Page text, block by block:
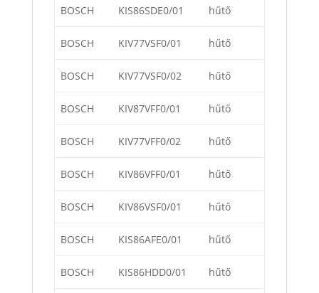
BOSCH KIS86SDE0/01 hűtő
BOSCH KIV77VSF0/01 hűtő
BOSCH KIV77VSF0/02 hűtő
BOSCH KIV87VFF0/01 hűtő
BOSCH KIV77VFF0/02 hűtő
BOSCH KIV86VFF0/01 hűtő
BOSCH KIV86VSF0/01 hűtő
BOSCH KIS86AFE0/01 hűtő
BOSCH KIS86HDD0/01 hűtő